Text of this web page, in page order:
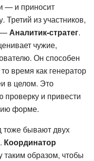
— и приносит
из участников,
—Аналитик-стратег.
чужие,
Он способен
время как генератор
в целом. Это
проверку и привести
форме.
тоже бывают двух
. Координатор
таким образом, чтобы